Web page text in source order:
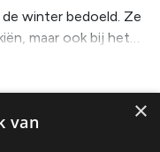
winter bedoeld. Ze
×
van